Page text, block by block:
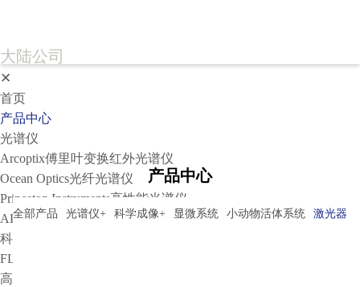
大陆公司
✕
首页
产品中心
光谱仪
Arcoptix傅里叶变换红外光谱仪
Ocean Optics光纤光谱仪
Princeton Instruments高性能光谱仪
APE光谱仪
科学成像
FLIM相机
高灵敏相机
产品中心
全部产品 光谱仪+ 科学成像+ 显微系统 小动物活体系统 激光器